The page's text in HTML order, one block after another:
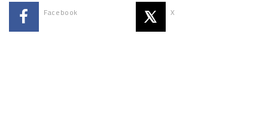
Facebook X